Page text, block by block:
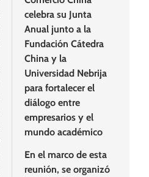
celebra su Junta
Anual junto a la
Fundación Cátedra
China y la
Universidad Nebrija
para fortalecer el
diálogo entre
empresarios y el
mundo académico
En el marco de esta
reunión, se organizó